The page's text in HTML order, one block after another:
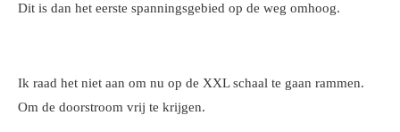
Dit is dan het eerste spanningsgebied op de weg omhoog.
Ik raad het niet aan om nu op de XXL schaal te gaan rammen.
Om de doorstroom vrij te krijgen.